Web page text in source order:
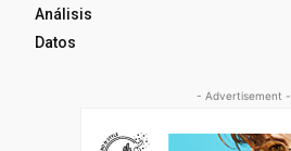
Análisis
Datos
- Advertisement -